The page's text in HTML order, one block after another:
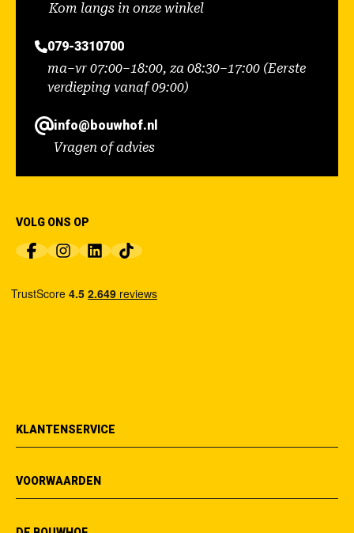
Kom langs in onze winkel
079-3310700
ma–vr 07:00–18:00, za 08:30–17:00 (Eerste
verdieping vanaf 09:00)
info@bouwhof.nl
Vragen of advies
VOLG ONS OP
KLANTENSERVICE
VOORWAARDEN